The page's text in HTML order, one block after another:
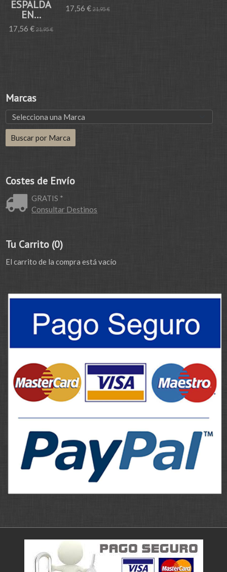
Marcas
Costes de Envío
GRATIS *
Consultar Destinos
Tu Carrito (0)
El carrito de la compra está vacío
ESPALDA
EN...
17,56 € 21,95 €
17,56 € 21,95 €